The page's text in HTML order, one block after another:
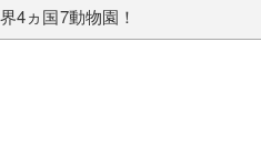
界4ヵ国7動物園！